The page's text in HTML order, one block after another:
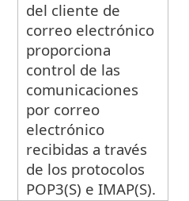
del cliente de
correo electrónico
proporciona
control de las
comunicaciones
por correo
electrónico
recibidas a través
de los protocolos
POP3(S) e IMAP(S).